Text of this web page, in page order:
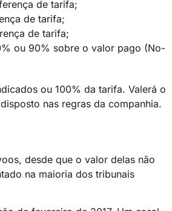
de tarifa;
de tarifa;
de tarifa;
ou 90% sobre o valor pago (No-
ou 100% da tarifa. Valerá o
nas regras da companhia.
desde que o valor delas não
na maioria dos tribunais